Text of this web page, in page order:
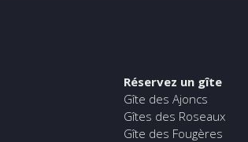
Réservez un gîte
Gîte des Ajoncs
Gîtes des Roseaux
Gîte des Fougères